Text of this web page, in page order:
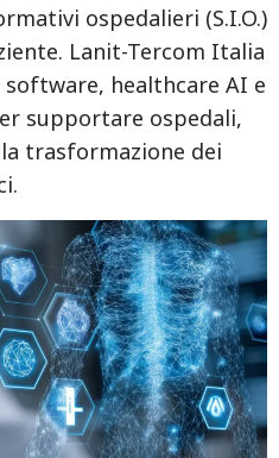
ospedalieri (S.I.O.)
Lanit-Tercom Italia
healthcare AI e
supportare ospedali,
trasformazione dei